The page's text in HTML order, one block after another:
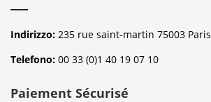
Indirizzo: 235 rue saint-martin 75003 Paris
Telefono: 00 33 (0)1 40 19 07 10
Paiement Sécurisé